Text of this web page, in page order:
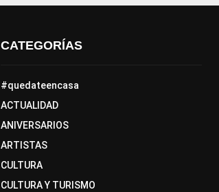
CATEGORÍAS
#quedateencasa
ACTUALIDAD
ANIVERSARIOS
ARTISTAS
CULTURA
CULTURA Y TURISMO